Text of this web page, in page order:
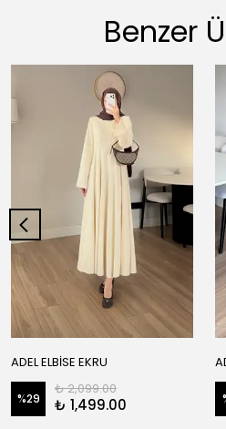
Benzer
ADEL ELBİSE EKRU
%29
₺ 2,099.00
₺ 1,499.00